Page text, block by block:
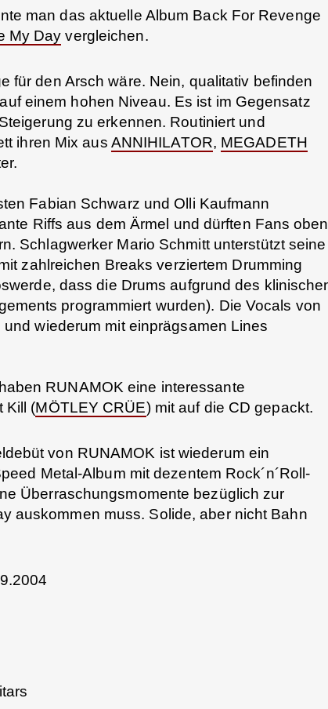
man das aktuelle Album Back For Revenge
My Day vergleichen.
für den Arsch wäre. Nein, qualitativ befinden
einem hohen Niveau. Es ist im Gegensatz
zu erkennen. Routiniert und
ihren Mix aus ANNIHILATOR, MEGADETH
Fabian Schwarz und Olli Kaufmann
Riffs aus dem Ärmel und dürften Fans oben
Schlagwerker Mario Schmitt unterstützt seine
zahlreichen Breaks verziertem Drumming
dass die Drums aufgrund des
programmiert wurden). Die Vocals von
wiederum mit einprägsamen Lines
RUNAMOK eine interessante
Kill (MÖTLEY CRÜE) mit auf die CD gepackt.
von RUNAMOK ist wiederum ein
Metal-Album mit dezentem Rock´n´Roll-
Überraschungsmomente bezüglich zur
auskommen muss. Solide, aber nicht Bahn